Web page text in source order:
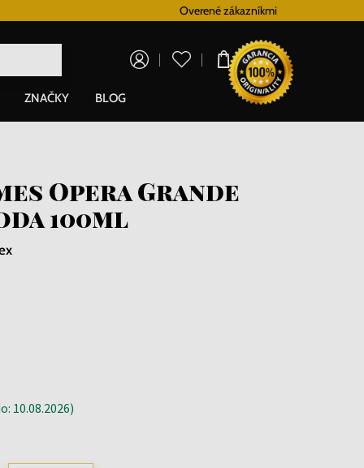
Overené zákazníkmi
0,00 €
ZNAČKY BLOG
Opera Grande
100ml
10.08.2026)